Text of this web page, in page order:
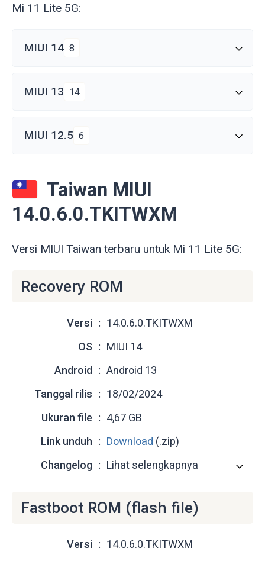
Mi 11 Lite 5G:
MIUI 14 8
MIUI 13 14
MIUI 12.5 6
Taiwan MIUI
14.0.6.0.TKITWXM
Versi MIUI Taiwan terbaru untuk Mi 11 Lite 5G:
Recovery ROM
Versi
14.0.6.0.TKITWXM
OS
MIUI 14
Android
Android 13
Tanggal rilis
18/02/2024
Ukuran file
4,67 GB
Link unduh
Download (.zip)
Changelog
Lihat selengkapnya
Fastboot ROM (flash file)
Versi
14.0.6.0.TKITWXM